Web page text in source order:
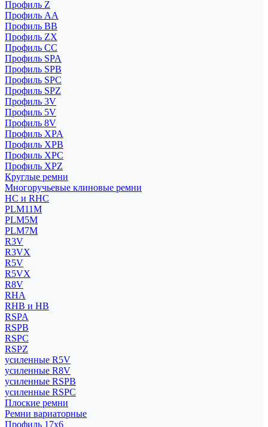
Профиль Z
Профиль АА
Профиль BB
Профиль ZX
Профиль CC
Профиль SPA
Профиль SPB
Профиль SPC
Профиль SPZ
Профиль 3V
Профиль 5V
Профиль 8V
Профиль XPA
Профиль XPB
Профиль XPC
Профиль XPZ
Круглые ремни
Многоручьевые клиновые ремни
HC и RHC
PLM11M
PLM5M
PLM7M
R3V
R3VX
R5V
R5VX
R8V
RHA
RHB и HB
RSPA
RSPB
RSPC
RSPZ
усиленные R5V
усиленные R8V
усиленные RSPB
усиленные RSPC
Плоские ремни
Ремни вариаторные
Профиль 17x6